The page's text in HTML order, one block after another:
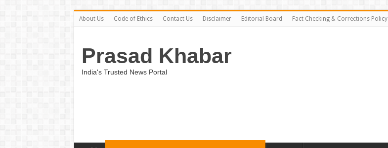
About Us Code of Ethics Contact Us Disclaimer Editorial Board Fact Checking & Corrections Policy
Prasad Khabar
India's Trusted News Portal